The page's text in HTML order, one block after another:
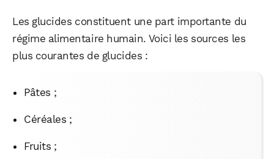
Les glucides constituent une part importante du
régime alimentaire humain. Voici les sources les
plus courantes de glucides :
Pâtes ;
Céréales ;
Fruits ;